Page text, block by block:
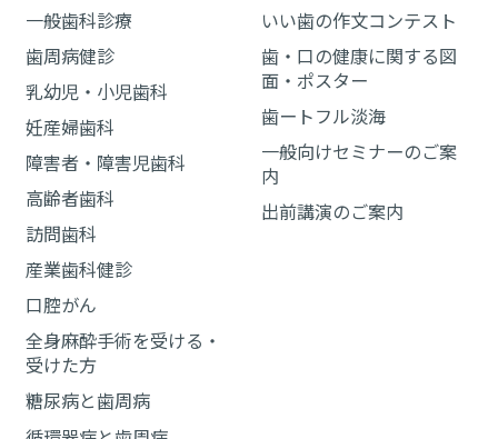
一般歯科診療
歯周病健診
乳幼児・小児歯科
妊産婦歯科
障害者・障害児歯科
高齢者歯科
訪問歯科
産業歯科健診
口腔がん
全身麻酔手術を受ける・
受けた方
糖尿病と歯周病
いい歯の作文コンテスト
歯・口の健康に関する図
面・ポスター
歯ートフル淡海
一般向けセミナーのご案
内
出前講演のご案内